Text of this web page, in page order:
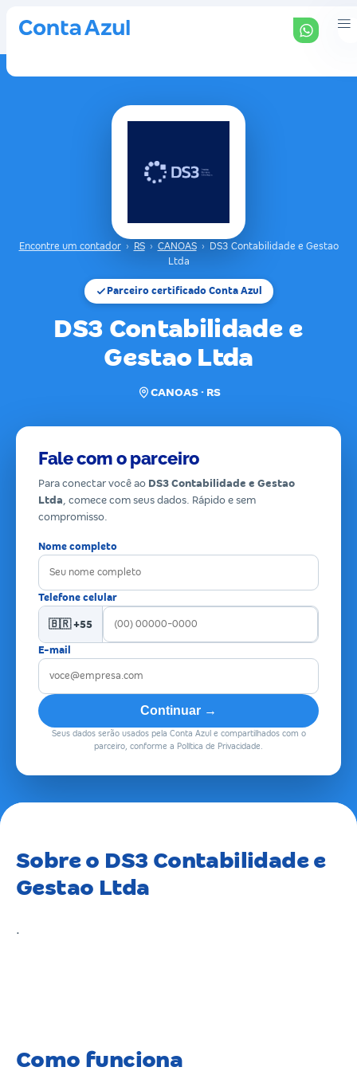
Encontre um contador › RS › CANOAS ›
DS3 Contabilidade e Gestao
Ltda
Parceiro certificado Conta Azul
DS3 Contabilidade e
Gestao Ltda
CANOAS · RS
Fale com o parceiro
Para conectar você ao DS3 Contabilidade e Gestao
Ltda, comece com seus dados. Rápido e sem
compromisso.
Nome completo
Telefone celular
🇧🇷 +55
E-mail
Continuar →
Seus dados serão usados pela Conta Azul e compartilhados com o
parceiro, conforme a Política de Privacidade.
Sobre o DS3 Contabilidade e
Gestao Ltda
.
Como funciona